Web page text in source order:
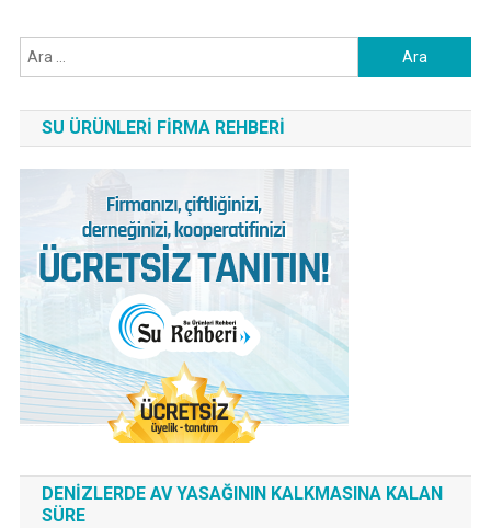
Arama:
SU ÜRÜNLERI FIRMA REHBERI
DENIZLERDE AV YASAĞININ KALKMASINA KALAN
SÜRE